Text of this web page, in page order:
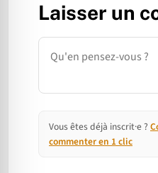
Laisser un
Commentaire
Vous êtes déjà inscrit·e ?
commenter en 1 clic